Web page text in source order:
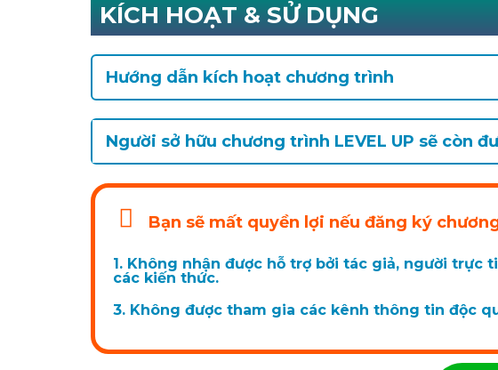
KÍCH HOẠT & SỬ DỤNG
Hướng dẫn kích hoạt chương trình
Người sở hữu chương trình LEVEL UP sẽ còn
Bạn sẽ mất quyền lợi nếu đăng ký
1. Không nhận được hỗ trợ bởi tác giả, người trực
các kiến thức.
3. Không được tham gia các kênh thông tin độc